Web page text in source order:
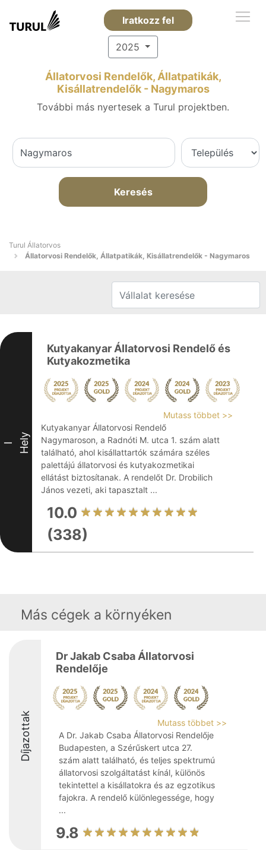
Iratkozz fel
2025
Állatorvosi Rendelők, Állatpatikák,
Kisállatrendelők - Nagymaros
További más nyertesek a Turul projektben.
Keresés
Turul Állatorvos
Állatorvosi Rendelők, Állatpatikák, Kisállatrendelők - Nagymaros
I Hely
Kutyakanyar Állatorvosi Rendelő és
Kutyakozmetika
Mutass többet >>
Kutyakanyar Állatorvosi Rendelő
Nagymaroson, a Radnóti M. utca 1. szám alatt
található, ahol kisállattartók számára széles
palettájú állatorvosi és kutyakozmetikai
ellátást biztosítanak. A rendelőt Dr. Drobilich
János vezeti, aki tapasztalt ...
10.0
(338)
Más cégek a környéken
Díjazottak
Dr Jakab Csaba Állatorvosi
Rendelője
Mutass többet >>
A Dr. Jakab Csaba Állatorvosi Rendelője
Budapesten, a Szérűskert utca 27.
szám alatt található, és teljes spektrumú
állatorvosi szolgáltatást kínál, különös
tekintettel a kisállatokra és az egzotikus
fajokra. A rendelő különlegessége, hogy
...
9.8